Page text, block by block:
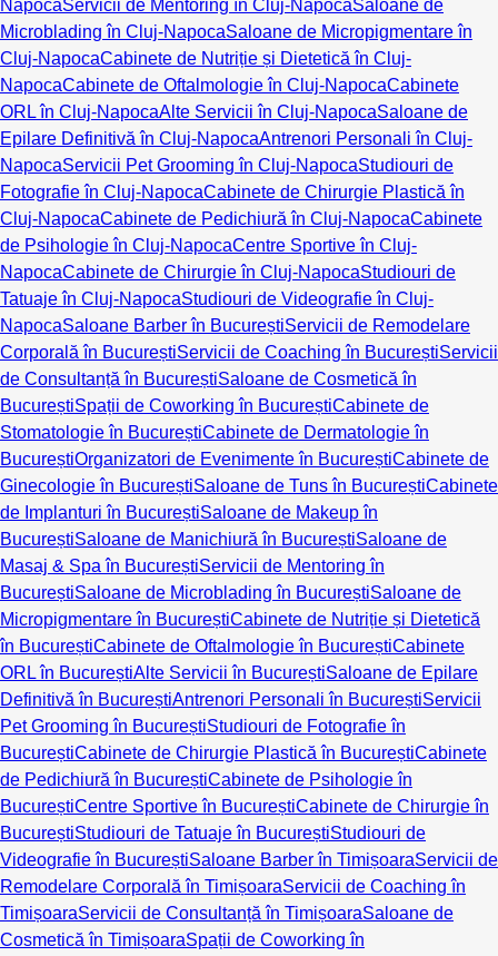
NapocaServicii de Mentoring în Cluj-NapocaSaloane de
Microblading în Cluj-NapocaSaloane de Micropigmentare în
Cluj-NapocaCabinete de Nutriție și Dietetică în Cluj-
NapocaCabinete de Oftalmologie în Cluj-NapocaCabinete
ORL în Cluj-NapocaAlte Servicii în Cluj-NapocaSaloane de
Epilare Definitivă în Cluj-NapocaAntrenori Personali în Cluj-
NapocaServicii Pet Grooming în Cluj-NapocaStudiouri de
Fotografie în Cluj-NapocaCabinete de Chirurgie Plastică în
Cluj-NapocaCabinete de Pedichiură în Cluj-NapocaCabinete
de Psihologie în Cluj-NapocaCentre Sportive în Cluj-
NapocaCabinete de Chirurgie în Cluj-NapocaStudiouri de
Tatuaje în Cluj-NapocaStudiouri de Videografie în Cluj-
NapocaSaloane Barber în BucureștiServicii de Remodelare
Corporală în BucureștiServicii de Coaching în BucureștiServicii
de Consultanță în BucureștiSaloane de Cosmetică în
BucureștiSpații de Coworking în BucureștiCabinete de
Stomatologie în BucureștiCabinete de Dermatologie în
BucureștiOrganizatori de Evenimente în BucureștiCabinete de
Ginecologie în BucureștiSaloane de Tuns în BucureștiCabinete
de Implanturi în BucureștiSaloane de Makeup în
BucureștiSaloane de Manichiură în BucureștiSaloane de
Masaj & Spa în BucureștiServicii de Mentoring în
BucureștiSaloane de Microblading în BucureștiSaloane de
Micropigmentare în BucureștiCabinete de Nutriție și Dietetică
în BucureștiCabinete de Oftalmologie în BucureștiCabinete
ORL în BucureștiAlte Servicii în BucureștiSaloane de Epilare
Definitivă în BucureștiAntrenori Personali în BucureștiServicii
Pet Grooming în BucureștiStudiouri de Fotografie în
BucureștiCabinete de Chirurgie Plastică în BucureștiCabinete
de Pedichiură în BucureștiCabinete de Psihologie în
BucureștiCentre Sportive în BucureștiCabinete de Chirurgie în
BucureștiStudiouri de Tatuaje în BucureștiStudiouri de
Videografie în BucureștiSaloane Barber în TimișoaraServicii de
Remodelare Corporală în TimișoaraServicii de Coaching în
TimișoaraServicii de Consultanță în TimișoaraSaloane de
Cosmetică în TimișoaraSpații de Coworking în